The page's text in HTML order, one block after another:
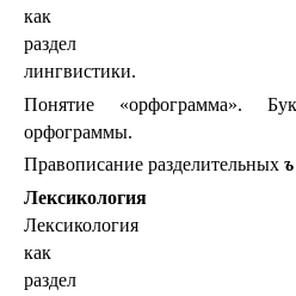
как
раздел
лингвистики.
Понятие «орфограмма».
орфограммы.
Правописание разделительныхъ
Лексикология
Лексикология
как
раздел